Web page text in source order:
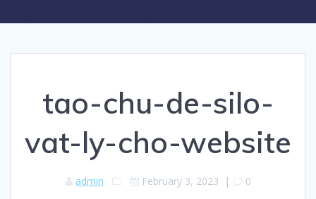
tao-chu-de-silo-
vat-ly-cho-website
admin February 3, 2023 | 0